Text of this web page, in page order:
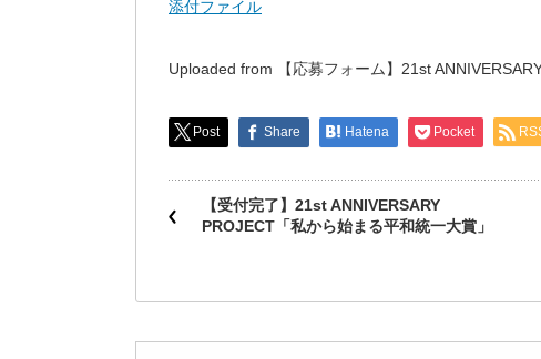
添付ファイル
Uploaded from 【応募フォーム】21st
Post Share Hatena Pocket
【受付完了】21st ANNIVERSARY
PROJECT「私から始まる平和統一大賞」